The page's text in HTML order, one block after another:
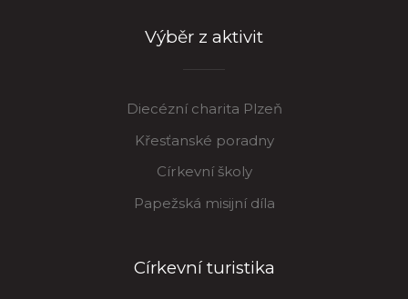
Výběr z aktivit
Diecézní charita Plzeň
Křesťanské poradny
Církevní školy
Papežská misijní díla
Církevní turistika